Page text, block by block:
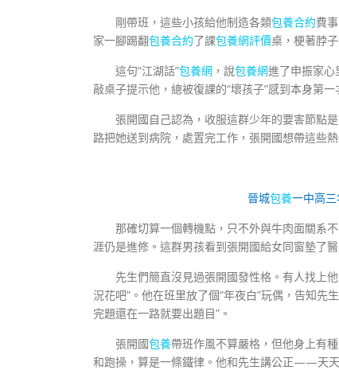
剛帶班，這些小孩給他制造各類包養合約費
家一腳踢翻包養合約了課包養網評價桌，梗著脖
這句“江湖話”包養網 ，說包養網進了申振家心
敲桌子提示他，總被復課的“壞孩子”感到本身第一
張開國自己認為，收服這群少年的要害節點
路把她送到病院，處置完工作，張開國想帶這些
晉城包養一中高三
那確切算一個轉機點，只不外與牛肉面關系
涯仍是進修。這群男孩看到張開國給女同窗墊了
先生們簡直沒見過張開國發性格。有人找上
況花吧”。他在班里放了個“年夜白”玩偶，告知先
完題還在一路就要出題目”。
張開國包養帶班作風不算嚴格，但他身上有
和跑操，算是一條鐵律。他和先生講公正——天